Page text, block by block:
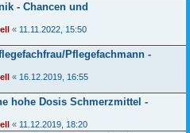
- Chancen und
« 11.11.2022, 15:50
Pflegefachmann -
« 16.12.2019, 16:55
hohe Dosis Schmerzmittel -
« 11.12.2019, 18:20